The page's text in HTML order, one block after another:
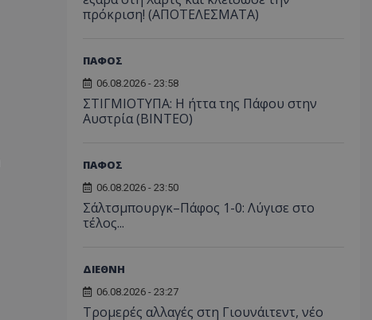
πρόκριση! (ΑΠΟΤΕΛΕΣΜΑΤΑ)
ΠΑΦΟΣ
06.08.2026 - 23:58
ΣΤΙΓΜΙΟΤΥΠΑ: Η ήττα της Πάφου στην
Αυστρία (ΒΙΝΤΕΟ)
ΠΑΦΟΣ
06.08.2026 - 23:50
Σάλτσμπουργκ–Πάφος 1-0: Λύγισε στο
τέλος...
ΔΙΕΘΝΗ
06.08.2026 - 23:27
Τρομερές αλλαγές στη Γιουνάιτεντ, νέο